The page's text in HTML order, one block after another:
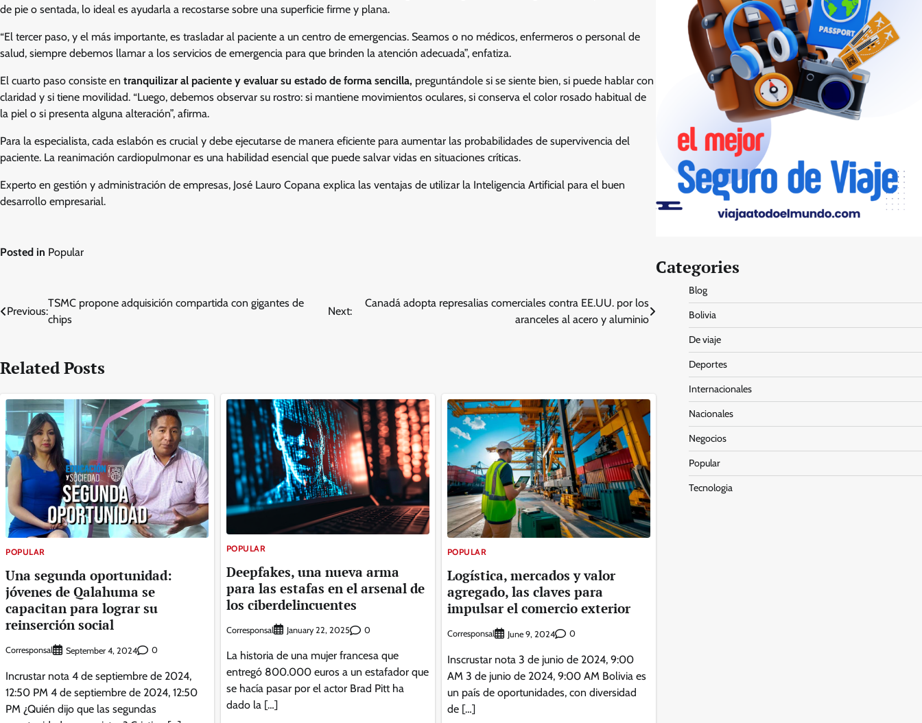
de pie o sentada, lo ideal es ayudarla a recostarse sobre una superficie firme y plana.
“El tercer paso, y el más importante, es trasladar al paciente a un centro de emergencias. Seamos o no médicos, enfermeros o personal de
salud, siempre debemos llamar a los servicios de emergencia para que brinden la atención adecuada”, enfatiza.
El cuarto paso consiste en tranquilizar al paciente y evaluar su estado de forma sencilla, preguntándole si se siente bien, si puede hablar con
claridad y si tiene movilidad. “Luego, debemos observar su rostro: si mantiene movimientos oculares, si conserva el color rosado habitual de
la piel o si presenta alguna alteración”, afirma.
Para la especialista, cada eslabón es crucial y debe ejecutarse de manera eficiente para aumentar las probabilidades de supervivencia del
paciente. La reanimación cardiopulmonar es una habilidad esencial que puede salvar vidas en situaciones críticas.
Experto en gestión y administración de empresas, José Lauro Copana explica las ventajas de utilizar la Inteligencia Artificial para el buen
desarrollo empresarial.
Posted in Popular
Post
navigation
Previous:
TSMC propone adquisición compartida con gigantes de
chips
Next:
Canadá adopta represalias comerciales contra EE.UU. por los
aranceles al acero y aluminio
Related Posts
POPULAR
Una segunda oportunidad:
jóvenes de Qalahuma se
capacitan para lograr su
reinserción social
Corresponsal September 4, 2024 0
Incrustar nota 4 de septiembre de 2024,
12:50 PM 4 de septiembre de 2024, 12:50
PM ¿Quién dijo que las segundas
POPULAR
Deepfakes, una nueva arma
para las estafas en el arsenal de
los ciberdelincuentes
Corresponsal January 22, 2025 0
La historia de una mujer francesa que
entregó 800.000 euros a un estafador que
se hacía pasar por el actor Brad Pitt ha
dado la […]
POPULAR
Logística, mercados y valor
agregado, las claves para
impulsar el comercio exterior
Corresponsal June 9, 2024 0
Inscrustar nota 3 de junio de 2024, 9:00
AM 3 de junio de 2024, 9:00 AM Bolivia es
un país de oportunidades, con diversidad
de […]
Categories
Blog
Bolivia
De viaje
Deportes
Internacionales
Nacionales
Negocios
Popular
Tecnologia